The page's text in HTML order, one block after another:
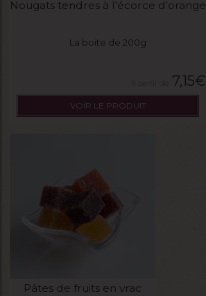
Nougats tendres à l'écorce d'orange
La boite de 200g
7,15€
VOIR LE PRODUIT
Pâtes de fruits en vrac